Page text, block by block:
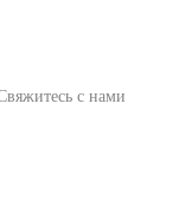
с нами